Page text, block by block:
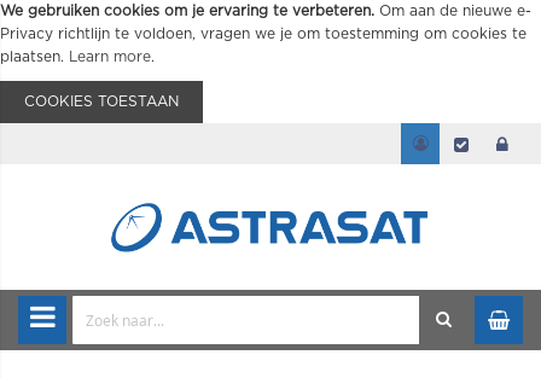
We gebruiken cookies om je ervaring te verbeteren. Om aan de nieuwe e-
Privacy richtlijn te voldoen, vragen we je om toestemming om cookies te
plaatsen.
Learn more.
COOKIES TOESTAAN